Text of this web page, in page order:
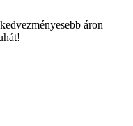
áron